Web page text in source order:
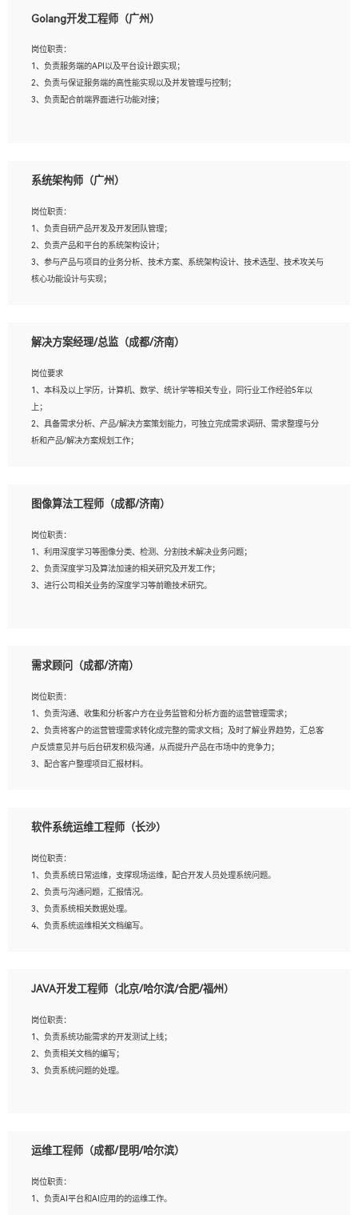
2、熟悉PostgreSQL、redis、MongoDB、ElasticSearch等开源数据库运维管理，拥
3、熟悉Oracle、MySQL、SQLServer中一种或多种优先。
4、熟悉Hadoop、HBASE、Spark等大数据平台优先。
5、熟悉linux或任意一种unix操作系统，如有较强操作系统侧工作经验者优先。
6、具备丰富的项目实施经验，较强的自我学习能力。
Golang开发工程师（广州）
岗位职责：
1、负责服务端的API以及平台设计跟实现；
2、负责与保证服务端的高性能实现以及并发管理与控制；
3、负责配合前端界面进行功能对接；
2、1年以上Golang开发工作经验，能独立完成相应项目开发；
与实现，熟悉常用开源框架及设计模式；
4、熟悉Golang、连接池、消息队列等组件使用、熟悉后端开发、测试、调试流程跟
工具使用；
5、对技术有激情，喜欢钻研，能快速接受和掌握新技术，学习能力和工作责任心
强，良好的沟通表达能力和团队协作能力。
系统架构师（广州）
岗位职责：
1、负责自研产品开发及开发团队管理；
2、负责产品和平台的系统架构设计；
3、参与产品与项目的业务分析、技术方案、系统架构设计、技术选型、技术攻关与
核心功能设计与实现；
岗位要求：
1、全日制统招本科及以上学历，计算机相关专业毕业，5年以上开发工作经验；
2、具有扎实的java编程功底和良好的编码习惯，有分布式、多线程及高并发系统开
发经验和性能调优经验尤佳；熟悉JVM调优；掌握基础中间件、基础架构方案和云
平台、云产品功能特性，熟练使用相关平台的功能和了解其背后实现机制；
研发管理流程建设经验；
常用框架和技术Springboot、Shiro、springcloud等；熟悉Linux常用命令和了解常
用脚本语言，较丰富的线上系统运维经验，复杂问题排查思路清晰。
解决方案经理/总监（成都/济南）
岗位要求
1、本科及以上学历，计算机、数学、统计学等相关专业，同行业工作经验5年以
上；
2、具备需求分析、产品/解决方案策划能力，可独立完成需求调研、需求整理与分
析和产品/解决方案规划工作；
出相关的解决方案，包括视频分析、图像识别、NLP、OCR、机器学习等；
AI算法框架，对人脸识别、目标检测、图像识别、OCR、NLP等AI算法有深刻理
解。具有AI平台级产品/解决方案从业经验者优先。具有大数据技术背景者优先；
6、具备良好的客户意识与沟通能力，善于学习思考、创新与团队协作，认真负责、
执行力与抗压力强。
图像算法工程师（成都/济南）
岗位职责：
1、利用深度学习等图像分类、检测、分割技术解决业务问题；
2、负责深度学习及算法加速的相关研究及开发工作；
3、进行公司相关业务的深度学习等前瞻技术研究。
2、2年以上图像处理开发经验，熟悉python和spark开发；
深度学习系统环境；
4、熟悉OPENCV、HALCON等常用图像处理软件，熟练进行图像处理；
5、熟悉主流的分类算法、聚类算法和关联分析算法原理，能熟练使用神经网络算法
的进行业务建模；
6、对OCR领域有深入的研究，熟悉模型调参，压缩和整型化方法；
需求顾问（成都/济南）
岗位职责：
1、负责沟通、收集和分析客户方在业务监管和分析方面的运营管理需求；
2、负责将客户的运营管理需求转化成完整的需求文档；及时了解业界趋势，汇总客
户反馈意见并与后台研发积极沟通，从而提升产品在市场中的竞争力；
3、配合客户整理项目汇报材料。
1、3年以上运营或解决方案的工作经验。
征，可独立提出完整的优化方案,并推动方案执行达成结果；熟练使用PPT、
WORD、EXCEL等办公软件；
3、深入理解公司各项AI产品和技术信息；具有较强的文档编写能力，能独立撰写
PPT、方案建议书等，面试时需携带个人制作的专业PPT文件进行展示。
软件系统运维工程师（长沙）
岗位职责：
1、负责系统日常运维，支撑现场运维，配合开发人员处理系统问题。
2、负责与沟通问题，汇报情况。
3、负责系统相关数据处理。
4、负责系统运维相关文档编写。
岗位要求：
2、精通linux命令。
3、熟悉oracle、mysql 数据库。
4、善于沟通，具有良好的团队合作精神和协作能力。
5、必须有实际的生产环境系统维护经验。
JAVA开发工程师（北京/哈尔滨/合肥/福州）
岗位职责：
1、负责系统功能需求的开发测试上线；
2、负责相关文档的编写；
3、负责系统问题的处理。
2、熟悉linux命令；
4、熟练使用oracle、mysql进行开发；
5、熟悉流程开发如使用activiti；
运维工程师（成都/昆明/哈尔滨）
岗位职责：
1、负责AI平台和AI应用的的运维工作。